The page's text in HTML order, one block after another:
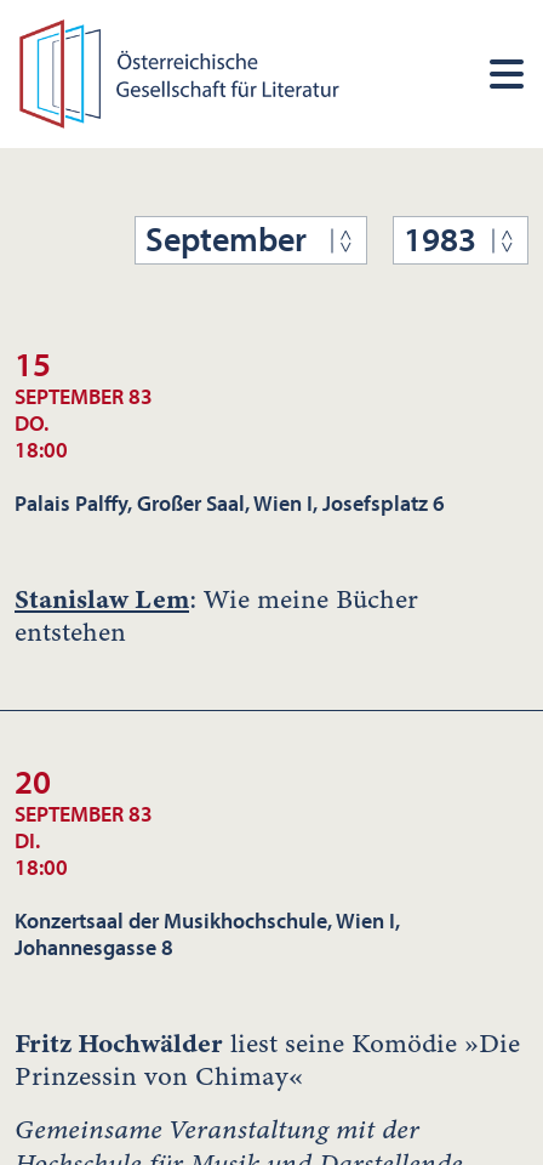
September 1983
15
SEPTEMBER 83
DO.
18:00
Palais Palffy, Großer Saal, Wien I, Josefsplatz 6
Stanislaw Lem: Wie meine Bücher
entstehen
20
SEPTEMBER 83
DI.
18:00
Konzertsaal der Musikhochschule, Wien I,
Johannesgasse 8
Fritz Hochwälder liest seine Komödie »Die
Prinzessin von Chimay«
Gemeinsame Veranstaltung mit der